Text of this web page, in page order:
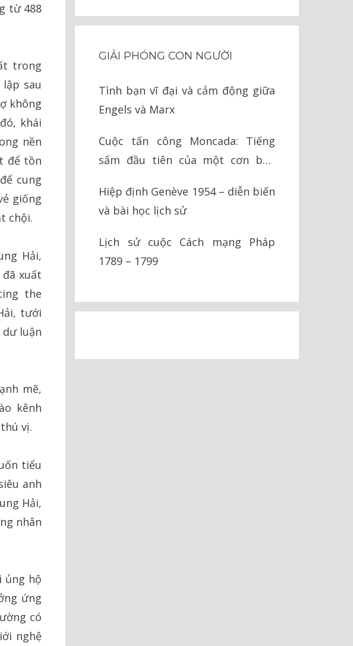
từ 488
trong
sau
không
khái
nền
để tồn
cung
giống
chội.
Hải,
xuất
the
tưới
dư luận
mẽ,
kênh
vị.
tiểu
anh
Hải,
nhân
ủng hộ
ứng
có
nghệ
GIẢI PHÓNG CON NGƯỜI
Tình bạn vĩ đại và cảm động giữa
Engels và Marx
Cuộc tấn công Moncada: Tiếng
sấm đầu tiên của một cơn bão
Hiệp định Genève 1954 – diễn biến
và bài học lịch sử
Lịch sử cuộc Cách mạng Pháp
1789 – 1799